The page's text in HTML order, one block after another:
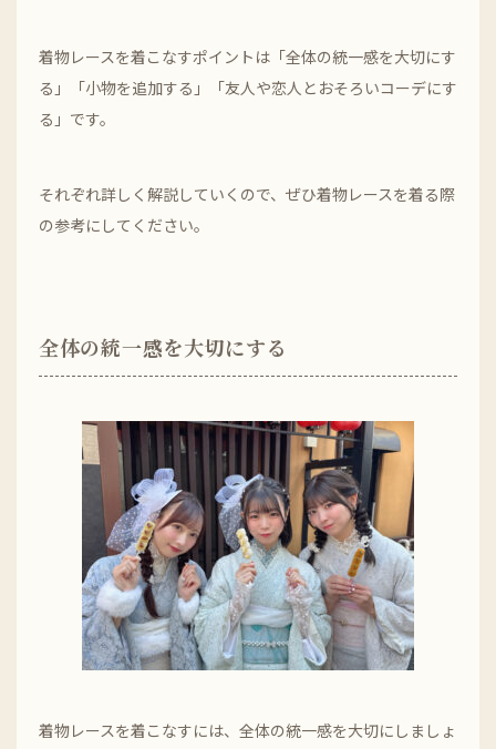
着物レースを着こなすポイントは「全体の統一感を大切にす
る」「小物を追加する」「友人や恋人とおそろいコーデにす
る」です。
それぞれ詳しく解説していくので、ぜひ着物レースを着る際
の参考にしてください。
全体の統一感を大切にする
着物レースを着こなすには、全体の統一感を大切にしましょ